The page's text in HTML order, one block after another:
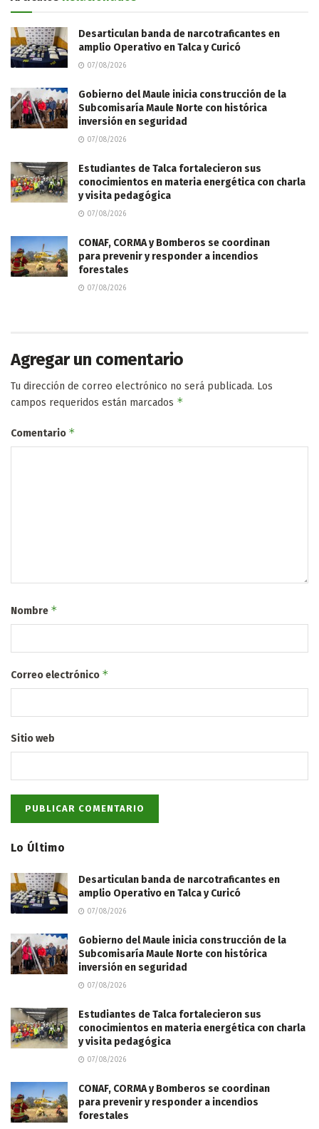
Desarticulan banda de narcotraficantes en
amplio Operativo en Talca y Curicó
07/08/2026
Gobierno del Maule inicia construcción de la
Subcomisaría Maule Norte con histórica
inversión en seguridad
07/08/2026
Estudiantes de Talca fortalecieron sus
conocimientos en materia energética con charla
y visita pedagógica
07/08/2026
CONAF, CORMA y Bomberos se coordinan
para prevenir y responder a incendios
forestales
07/08/2026
Agregar un comentario
Tu dirección de correo electrónico no será publicada. Los
campos requeridos están marcados *
Comentario *
Nombre *
Correo electrónico *
Sitio web
Lo Último
Desarticulan banda de narcotraficantes en
amplio Operativo en Talca y Curicó
07/08/2026
Gobierno del Maule inicia construcción de la
Subcomisaría Maule Norte con histórica
inversión en seguridad
07/08/2026
Estudiantes de Talca fortalecieron sus
conocimientos en materia energética con charla
y visita pedagógica
07/08/2026
CONAF, CORMA y Bomberos se coordinan
para prevenir y responder a incendios
forestales